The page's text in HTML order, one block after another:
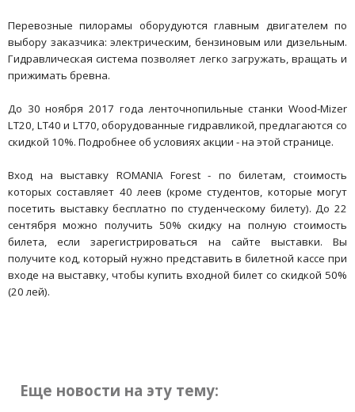
Перевозные пилорамы оборудуются главным двигателем по
выбору заказчика: электрическим, бензиновым или дизельным.
Гидравлическая система позволяет легко загружать, вращать и
прижимать бревна.
До 30 ноября 2017 года ленточнопильные станки Wood-Mizer
LT20, LT40 и LT70, оборудованные гидравликой, предлагаются со
скидкой 10%. Подробнее об условиях акции - на этой странице.
Вход на выставку ROMANIA Forest - по билетам, стоимость
которых составляет 40 леев (кроме студентов, которые могут
посетить выставку бесплатно по студенческому билету). До 22
сентября можно получить 50% скидку на полную стоимость
билета, если зарегистрироваться на сайте выставки. Вы
получите код, который нужно представить в билетной кассе при
входе на выставку, чтобы купить входной билет со скидкой 50%
(20 лей).
Еще новости на эту тему: